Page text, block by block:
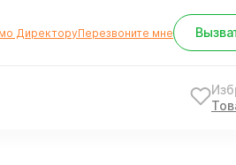
ДиректоруПерезвоните мне